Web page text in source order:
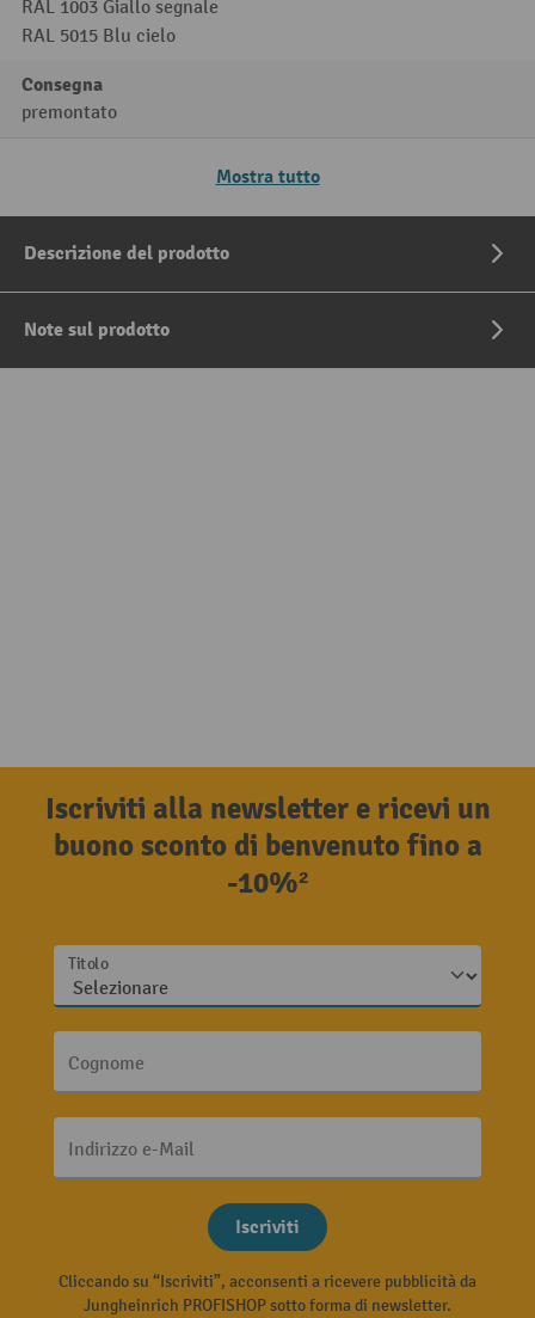
RAL 1003 Giallo segnale
RAL 5015 Blu cielo
Consegna
premontato
Mostra tutto
Descrizione del prodotto
Note sul prodotto
Iscriviti alla newsletter e ricevi un
buono sconto di benvenuto fino a
-10%²
Titolo
Cognome
Indirizzo e-Mail
Iscriviti
Cliccando su “Iscriviti”, acconsenti a ricevere pubblicità da
Jungheinrich PROFISHOP sotto forma di newsletter.